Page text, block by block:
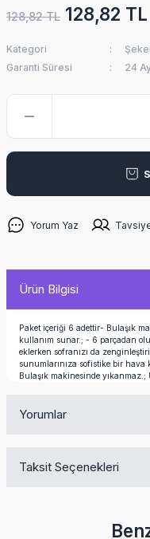
128,82 TL 128,82 TL
Kategori
Garanti Süresi
24
Yorum Yaz
Ürün Bilgisi
Paket içeriği 6 adettir- Bulaşık
kullanım sunar.; - 6 parçadan
eklerken sofranızı da
sunumlarınıza sofistike bir hava
Bulaşık makinesinde
Yorumlar
Taksit Seçenekleri